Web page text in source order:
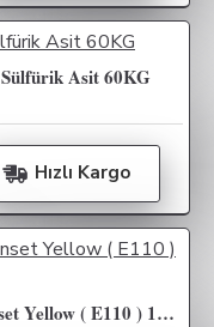
Sülfürik Asit 60KG
Hızlı Kargo
Sunset Yellow ( E110 ) 1KG